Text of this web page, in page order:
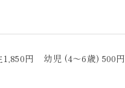
円 幼児 (4～6歳) 500円